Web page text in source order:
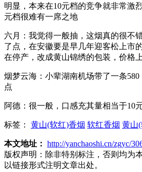
明显，本来在10元档的竞争就非常激
元档很难有一席之地
六月：我觉得一般抽，这烟真的很不
了点，在安徽要是早几年迎客松上市
在停产，改成黄山锦绣的包装，价格
烟梦云海：小辈湖南机场带了一条
点
阿德：很一般，口感充其量相当于10
标签： 黄山(软红)香烟 软红香烟 黄山
本文地址： http://yanchaoshi.cn/zgyc/
版权声明： 除非特别标注，否则均为
以链接形式注明文章出处。